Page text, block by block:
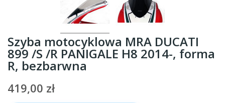
Szyba motocyklowa MRA DUCATI
899 /S /R PANIGALE H8 2014-, forma
R, bezbarwna
419,00 zł